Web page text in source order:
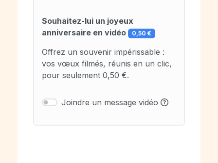
Souhaitez-lui un joyeux
anniversaire en vidéo
0,50 €
Offrez un souvenir impérissable :
vos vœux filmés, réunis en un clic,
pour seulement 0,50 €.
Joindre un message vidéo